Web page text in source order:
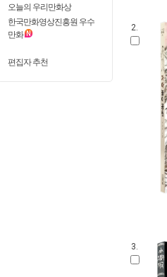
오늘의 우리만화상
한국만화영상진흥원 우수
만화
편집자 추천
2.
3.